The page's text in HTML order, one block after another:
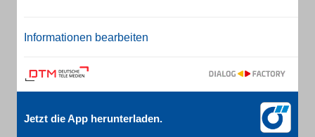
Informationen bearbeiten
Jetzt die App herunterladen.